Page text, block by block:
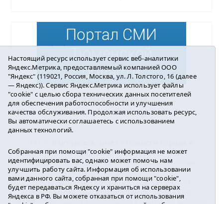
Погода в Ялуторовске
района2016-2023
Учредитель: АНО «ИИЦ « Ялуторовская жизнь».
Главный редактор: Вешкурцева С.П.
E-mail:yznaet@inbox.ruТел.: 8(34535)2-02-51
Регистрационный номер ЭЛ № ФС 77-64937 от
Настоящий ресурс использует сервис веб-аналитики
Яндекс.Метрика, предоставляемый компанией ООО
"Яндекс" (119021, Россия, Москва, ул. Л. Толстого, 16 (далее
— Яндекс)). Сервис Яндекс.Метрика использует файлы
"cookie" с целью сбора технических данных посетителей
для обеспечения работоспособности и улучшения
качества обслуживания. Продолжая использовать ресурс,
Вы автоматически соглашаетесь с использованием
данных технологий.
Собранная при помощи "cookie" информация не может
идентифицировать вас, однако может помочь нам
улучшить работу сайта. Информация об использовании
вами данного сайта, собранная при помощи "cookie",
будет передаваться Яндексу и храниться на серверах
Яндекса в РФ. Вы можете отказаться от использования